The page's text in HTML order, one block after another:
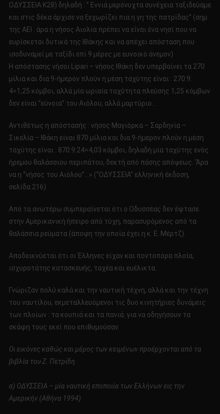
ΟΔΥΣΣΕΙΑ Κ28) δηλαδή : ” Εννιά μερόνυχτα συνέχεια ταξιδεύαμε
και στις δέκα άρχισε να ξεχωρίζει πια η γη της πατρίδας” (σημ.
της ΑΕΙ : άρα η νήσος Αιολία πρέπει να είναι ένα νησί που να
ευρίσκεται δυτικά της Ιθάκης και να απέχει απόσταση που
ισοδυναμεί με ταξίδι επί 9 μέρες με ευνοϊκό άνεμον)
Η απόστασης νήσοι Lipari – νήσος Ιθάκη δεν υπερβαίνει τα 270
μίλια και δια 9-ήμερον πλούν η μέση ταχύτης είναι : 270:9:
4=1,25 κόμβοι, αλλά μία ωριαία ταχύτητα πλεύσης 1,25 κόμβων
δεν είναι “εύνοια” του Αιόλου, αλλά μαρτύριο…
Αντιθέτως η απόστασής : νήσος Μαγιόρκα – Σαρδηνία –
Σικελία – Ιθάκη είναι 870 μίλια και δια 9-ήμερον πλούν η μέση
ταχύτης είναι : 870:9:24=4,03 κόμβοι, δηλαδή μία ταχύτης ενός
ήρεμου θαλάσσιου περιπάτου, δεκτή από πάσης απόψεως. ‘Άρα
να η “νήσος του Αιόλου”…» (“ΟΔΥΣΣΕΙΑ” ελληνική έκδοση,
σελίδα 216)
Από τα ανωτέρω συμπεραίνεται ότι ο Οδυσσέας δεν έφτασε
στην Αμερικανική ήπειρο από τύχη, παρασυρόμενος από τα
θαλάσσια ρεύματα (άποψη την οποία έχει η κ. Ε. Μέρτζ).
Αποδεικνύεται ότι οι Έλληνες είχαν και ποντοπόρα πλοία,
ισχυροτάτης κατασκευής, ταχέα και ευέλικτα.
Γνώριζαν πολύ καλά και την ναυτική τέχνη, αλλά και την τέχνη
του ναυτίλου, εκμεταλλευόμενοι τις δυο κινητήριες δυνάμεις
των πλοίων : τα κουπιά και τα πανιά. για να οδηγήσουν τα
σκάφη τους εκεί που επιθυμούσαν.
Οι εικόνες καθώς και μέρος των κειμένων προέρχονται από τα
βιβλία του Ζ. Πετρίδη
α) ΟΔΥΣΣΕΙΑ – μία ναυτική εποποιία των Ελλήνων εις την
Αμερικήν (Αθήνα 1994)